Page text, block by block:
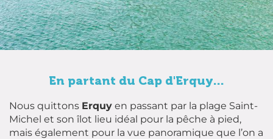
En partant du Cap d'Erquy...
Nous quittons Erquy en passant par la plage Saint-
Michel et son îlot lieu idéal pour la pêche à pied,
mais également pour la vue panoramique que l’on a